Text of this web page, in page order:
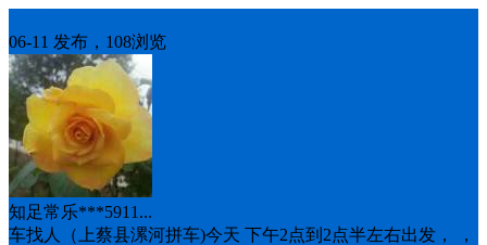
06-11 发布，108浏览
知足常乐***5911...
车找人（上蔡县漯河拼车)今天 下午2点到2点半左右出发， ，